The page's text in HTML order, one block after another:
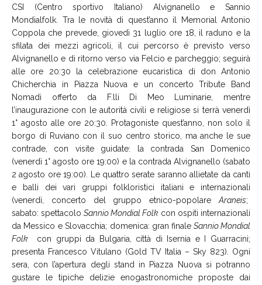
CSI (Centro sportivo Italiano) Alvignanello e Sannio
Mondialfolk. Tra le novità di quest’anno il Memorial Antonio
Coppola che prevede, giovedì 31 luglio ore 18, il raduno e la
sfilata dei mezzi agricoli, il cui percorso è previsto verso
Alvignanello e di ritorno verso via Felcio e parcheggio; seguirà
alle ore 20:30 la celebrazione eucaristica di don Antonio
Chicherchia in Piazza Nuova e un concerto Tribute Band
Nomadi offerto da F.lli Di Meo Luminarie, mentre
l’inaugurazione con le autorità civili e religiose si terrà venerdì
1° agosto alle ore 20:30. Protagoniste quest’anno, non solo il
borgo di Ruviano con il suo centro storico, ma anche le sue
contrade, con visite guidate: la contrada San Domenico
(venerdì 1° agosto ore 19:00) e la contrada Alvignanello (sabato
2 agosto ore 19:00). Le quattro serate saranno allietate da canti
e balli dei vari gruppi folkloristici italiani e internazionali
(venerdì, concerto del gruppo etnico-popolare Araneis;
sabato: spettacolo Sannio Mondial Folk con ospiti internazionali
da Messico e Slovacchia; domenica: gran finale Sannio Mondial
Folk con gruppi da Bulgaria, città di Isernia e I Guarracini;
presenta Francesco Vitulano (Gold TV Italia – Sky 823). Ogni
sera, con l’apertura degli stand in Piazza Nuova si potranno
gustare le tipiche delizie enogastronomiche proposte dai